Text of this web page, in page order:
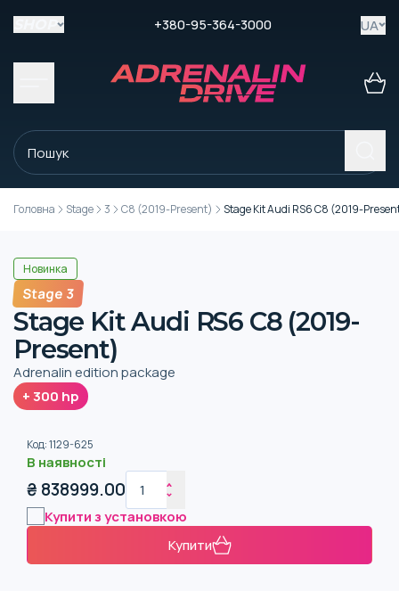
+380-95-364-3000 UA
Головна Stage 3 C8 (2019-Present) Stage Kit Audi RS6 C8 (2019-
Новинка
Stage 3
Stage Kit Audi RS6 C8 (2019-
Present)
Adrenalin edition package
+300 hp
Код:1129-625
В наявності
₴ 838999.00
Купити з установкою
Купити